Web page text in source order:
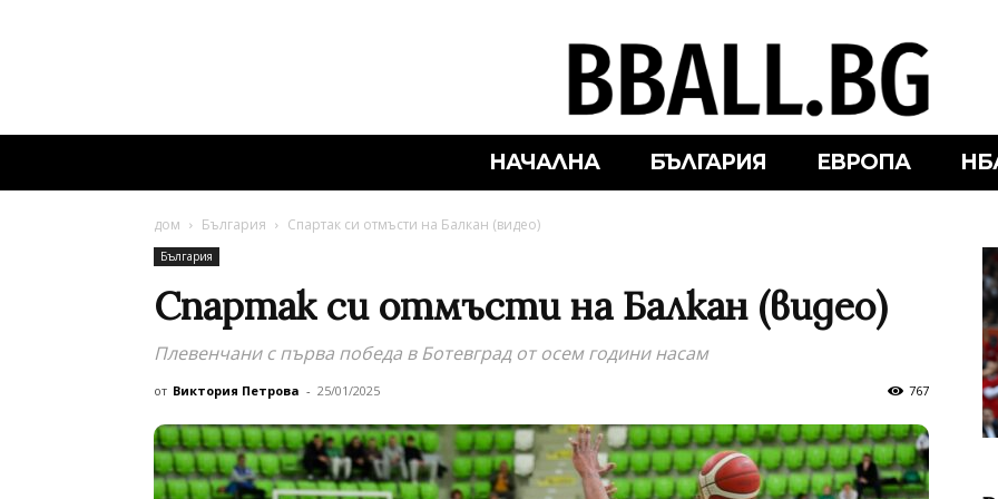
НАЧАЛНА БЪЛГАРИЯ ЕВРОПА
дом България Спартак си отмъсти на Балкан (видео)
България
Спартак си отмъсти на Балкан (видео)
Плевенчани с първа победа в Ботевград от осем години насам
от Виктория Петрова - 25/01/2025 767